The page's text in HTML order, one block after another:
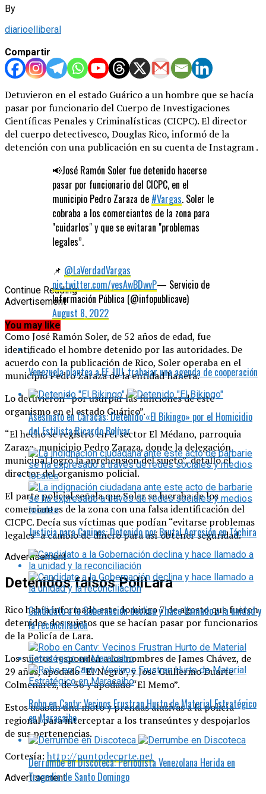
By
diarioelliberal
Compartir
Detuvieron en el estado Guárico a un hombre que se hacía
pasar por funcionario del Cuerpo de Investigaciones
Científicas Penales y Criminalísticas (CICPC). El director
del cuerpo detectivesco, Douglas Rico, informó de la
detención con una publicación en su cuenta de Instagram .
📢José Ramón Soler fue detenido hacerse
pasar por funcionario del CICPC, en el
municipio Pedro Zaraza de #Vargas. Soler le
cobraba a los comerciantes de la zona para
"cuidarlos" y que se evitaran "problemas
legales”.
📌 @LaVerdadVargas
pic.twitter.com/yesAwBDwvP— Servicio de
Información Pública (@infopublicave)
August 8, 2022
Como José Ramón Soler, de 52 años de edad, fue
identificado el hombre detenido por las autoridades. De
acuerdo con la publicación de Rico, Soler operaba en el
municipio Pedro Zaraza de la entidad llanera.
Lo detuvieron “por usurpar las funciones de este
organismo en el estado Guárico”.
“El hecho se registró en el sector El Médano, parroquia
Zaraza, municipio Pedro Zaraza, donde la delegación
municipal logró la aprehensión del sujeto”, detalló el
director del organismo policial.
El parte policial señala que Soler se lucraba de los
comerciantes de la zona con una falsa identificación del
CICPC. Decía sus víctimas que podían “evitarse problemas
legales” a cambio de dinero para así obtener seguridad.
Advertisement
Detenidos falsos PoliLara
Rico había informado este domingo 7 de agosto que fueron
detenidos dos sujetos que se hacían pasar por funcionarios
de la Policía de Lara.
Los sujetos responden a los nombres de James Chávez, de
29 años, apodado “El Negro”, y José Guillermo Duarte
Colmenarez, de 36 y apodado “El Memo”.
Estos usaban una moto y prendas alusivas a la policía
regional para interceptar a los transeúntes y despojarlos
de sus pertenencias.
Cortesía: http://puntodecorte.net
Advertisement
Continue Reading
Advertisement
You may like
Venezuela plantea a EE. UU. trabajar una agenda de cooperación
Asesinato en Caracas: Detenido «El Bikingo» por el Homicidio
del Estilista Ricardo Bolívar
Justicia para Caninos: Detenido por Brutal Agresión en Táchira
Candidato a la Gobernación declina y hace llamado a la unidad y
la reconciliación
Robo en Cantv: Vecinos Frustran Hurto de Material Estratégico
en Maracaibo
Derrumbe en Discoteca: Periodista Venezolana Herida en
Tragedia de Santo Domingo